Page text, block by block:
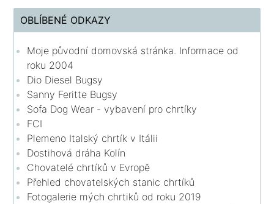
OBLÍBENÉ ODKAZY
Moje původní domovská stránka. Informace od
roku 2004
Dio Diesel Bugsy
Sanny Feritte Bugsy
Sofa Dog Wear - vybavení pro chrtíky
FCI
Plemeno Italský chrtík v Itálii
Dostihová dráha Kolín
Chovatelé chrtíků v Evropě
Přehled chovatelských stanic chrtíků
Fotogalerie mých chrtiků od roku 2019